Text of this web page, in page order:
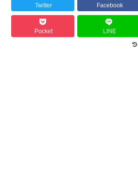
Twitter Facebook
Pocket LINE